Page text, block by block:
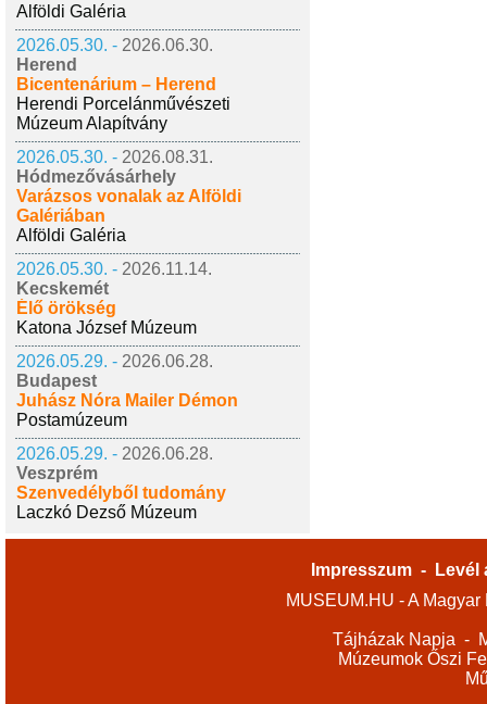
Alföldi Galéria
2026.05.30. - 2026.06.30.
Herend
Bicentenárium – Herend
Herendi Porcelánművészeti
Múzeum Alapítvány
2026.05.30. - 2026.08.31.
Hódmezővásárhely
Varázsos vonalak az Alföldi
Galériában
Alföldi Galéria
2026.05.30. - 2026.11.14.
Kecskemét
Élő örökség
Katona József Múzeum
2026.05.29. - 2026.06.28.
Budapest
Juhász Nóra Mailer Démon
Postamúzeum
2026.05.29. - 2026.06.28.
Veszprém
Szenvedélyből tudomány
Laczkó Dezső Múzeum
Impresszum -
Levél
MUSEUM.HU - A
Tájházak Napja -
Múzeumok Őszi